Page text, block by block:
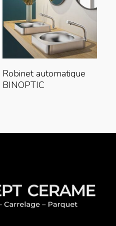
Lire La Suite
Robinet automatique
BINOPTIC